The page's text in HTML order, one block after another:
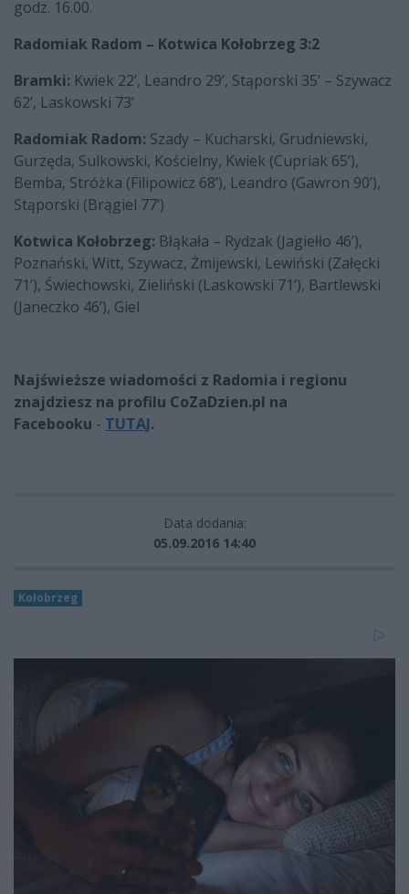
godz. 16.00.
Radomiak Radom – Kotwica Kołobrzeg 3:2
Bramki: Kwiek 22’, Leandro 29’, Stąporski 35’ – Szywacz
62’, Laskowski 73’
Radomiak Radom: Szady – Kucharski, Grudniewski,
Gurzęda, Sulkowski, Kościelny, Kwiek (Cupriak 65’),
Bemba, Stróżka (Filipowicz 68’), Leandro (Gawron 90’),
Stąporski (Brągiel 77’)
Kotwica Kołobrzeg: Błąkała – Rydzak (Jagiełło 46’),
Poznański, Witt, Szywacz, Żmijewski, Lewiński (Załęcki
71’), Świechowski, Zieliński (Laskowski 71’), Bartlewski
(Janeczko 46’), Giel
Najświeższe wiadomości z Radomia i regionu
znajdziesz na profilu CoZaDzien.pl na
Facebooku - TUTAJ.
Data dodania:
05.09.2016 14:40
Kołobrzeg